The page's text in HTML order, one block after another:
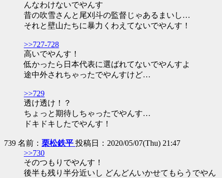
んなわけないでやんす
昔の吹雪さんと尾刈斗の監督じゃあるまいし…
それと壁山たちに暴力くわえてないでやんす！
>>727-728
高いでやんす！
低かったら日本代表に選ばれてないでやんすよ
途中外されちゃったでやんすけど…
>>729
透け透け！？
ちょっと期待しちゃったでやんす…
ドキドキしたでやんす！
739 名前： 栗松鉄平 投稿日：2020/05/07(Thu) 21:47
>>730
そのつもりでやんす！
後半も残り半分近いし どんどんいかせてもらうでやん